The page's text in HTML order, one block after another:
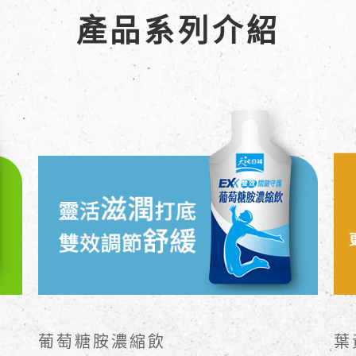
產品系列介紹
葡萄糖胺濃縮飲 葉